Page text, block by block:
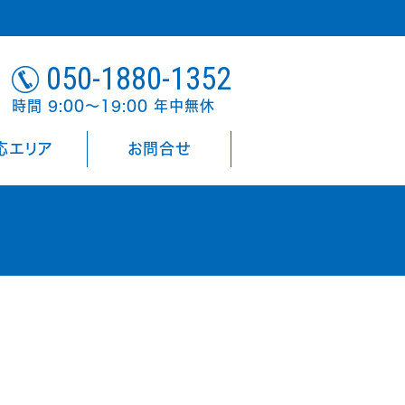
050-1880-1352
時間 9:00～19:00 年中無休
エリア お問合せ